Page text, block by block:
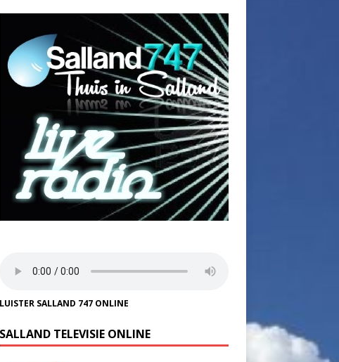
LUISTER SALLAND 747 ONLINE
SALLAND TELEVISIE ONLINE